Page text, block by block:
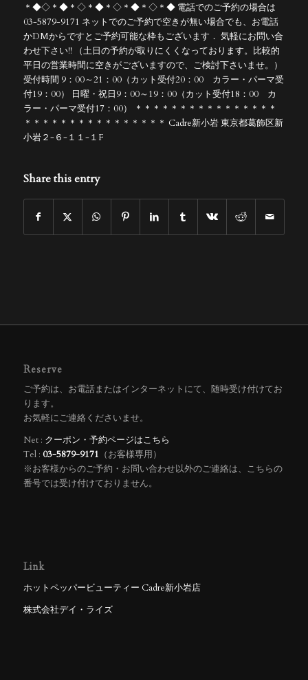
＊◆◇＊◆＊◇＊◆＊◇＊◆＊◇＊◆ 電話でのご予約の場合は
03-5879-9171 ネットでのご予約で空きが無い場合でも、お電話
かDMからですとご予約可能な枠もございます． 気軽にお問い合
わせ下さい!! （土日の予約が取りにくくなっております。比較的
平日の営業時間に空きがございますので、ご検討下さいませ。）
受付時間 9：00～21：00（カット受付20：00 カラー・パーマ受
付19：00） 日曜・祝日9：00～19：00（カット受付18：00 カ
ラー・パーマ受付17：00） ＊＊＊＊＊＊＊＊＊＊＊＊＊＊＊＊
＊＊＊＊＊＊＊＊＊＊＊＊＊＊＊＊ Cadre新小岩 東京都葛飾区新
小岩２-６-１１-１F
Share this entry
Reserve
ご予約は、お電話またはインターネットにて、随時受け付けてお
ります。
お気軽にご連絡くださいませ。
Net : クーポン・予約ページはこちら
Tel : 03-5879-9171 （お客様専用）
※お客様からのご予約・お問い合わせ以外のご連絡は、こちらの
番号では受け付けておりません。
Link
ホットペッパービューティー Cadre新小岩店
株式会社デイ・ライズ